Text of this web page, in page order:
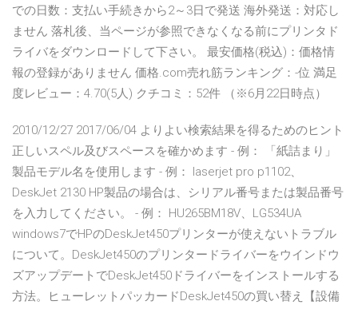
での日数：支払い手続きから2～3日で発送 海外発送：対応し
ません 落札後、当ページが参照できなくなる前にプリンタド
ライバをダウンロードして下さい。 最安価格(税込)：価格情
報の登録がありません 価格.com売れ筋ランキング：-位 満足
度レビュー：4.70(5人) クチコミ：52件 （※6月22日時点）
2010/12/27 2017/06/04 よりよい検索結果を得るためのヒント
正しいスペル及びスペースを確かめます - 例： 「紙詰まり」
製品モデル名を使用します - 例： laserjet pro p1102、
DeskJet 2130 HP製品の場合は、シリアル番号または製品番号
を入力してください。 - 例： HU265BM18V、LG534UA
windows7でHPのDeskJet450プリンターが使えないトラブル
について。DeskJet450のプリンタードライバーをウインドウ
ズアップデートでDeskJet450ドライバーをインストールする
方法。ヒューレットパッカードDeskJet450の買い替え【設備